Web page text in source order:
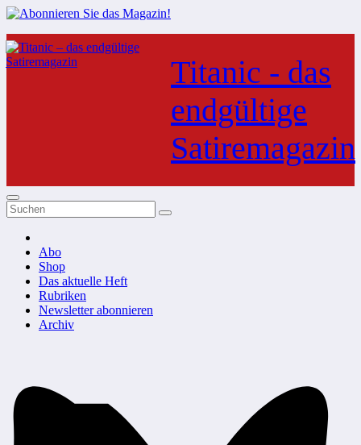
Zum
Inhalt
springen
Titanic - das
endgültige
Satiremagazin
Abo
Shop
Das aktuelle Heft
Rubriken
Newsletter abonnieren
Archiv